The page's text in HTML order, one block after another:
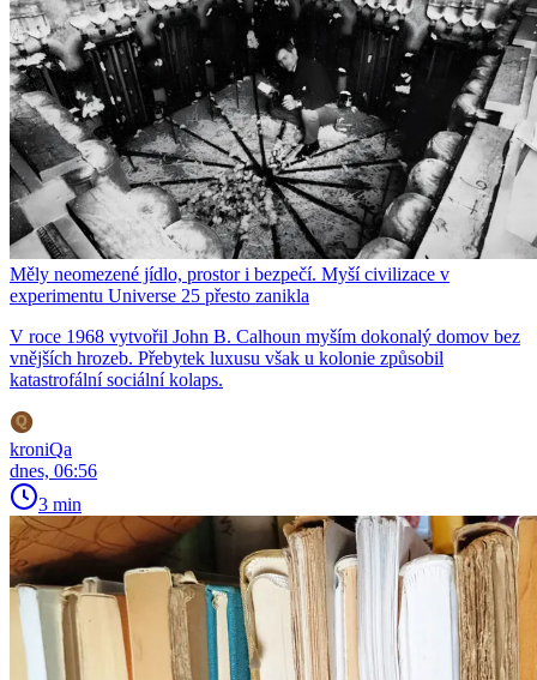
Měly neomezené jídlo, prostor i bezpečí. Myší civilizace v
experimentu Universe 25 přesto zanikla
V roce 1968 vytvořil John B. Calhoun myším dokonalý domov bez
vnějších hrozeb. Přebytek luxusu však u kolonie způsobil
katastrofální sociální kolaps.
kroniQa
dnes, 06:56
3 min